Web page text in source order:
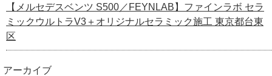
【メルセデスベンツ S500／FEYNLAB】ファインラボ セラ
ミックウルトラV3＋オリジナルセラミック施工 東京都台東
区
アーカイブ